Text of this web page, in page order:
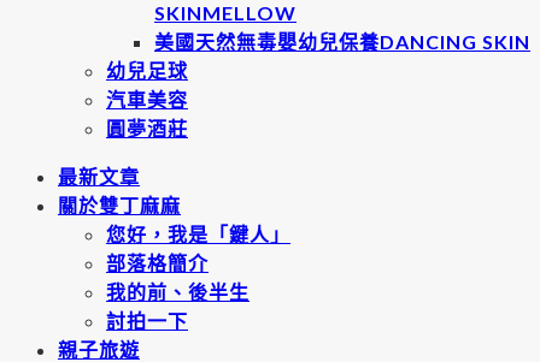
SKINMELLOW
美國天然無毒嬰幼兒保養DANCING SKIN
幼兒足球
汽車美容
圓夢酒莊
最新文章
關於雙丁麻麻
您好，我是「鍵人」
部落格簡介
我的前、後半生
討拍一下
親子旅遊